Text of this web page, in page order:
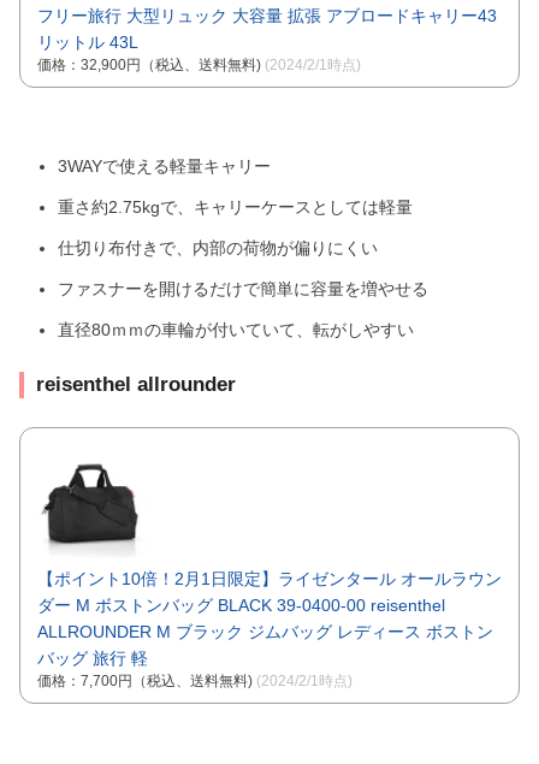
フリー旅行 大型リュック 大容量 拡張 アブロードキャリー43
リットル 43L
価格：32,900円（税込、送料無料) (2024/2/1時点)
3WAYで使える軽量キャリー
重さ約2.75kgで、キャリーケースとしては軽量
仕切り布付きで、内部の荷物が偏りにくい
ファスナーを開けるだけで簡単に容量を増やせる
直径80ｍｍの車輪が付いていて、転がしやすい
reisenthel allrounder
【ポイント10倍！2月1日限定】ライゼンタール オールラウン
ダー M ボストンバッグ BLACK 39-0400-00 reisenthel
ALLROUNDER M ブラック ジムバッグ レディース ボストン
バッグ 旅行 軽
価格：7,700円（税込、送料無料) (2024/2/1時点)